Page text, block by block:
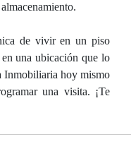
de vivir en un piso
una ubicación que lo
Inmobiliaria hoy mismo
una visita. ¡Te